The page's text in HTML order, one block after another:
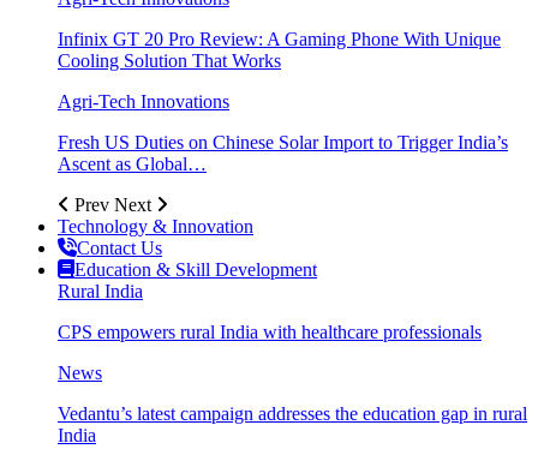
Infinix GT 20 Pro Review: A Gaming Phone With Unique
Cooling Solution That Works
Agri-Tech Innovations
Fresh US Duties on Chinese Solar Import to Trigger India’s
Ascent as Global…
Prev Next
Technology & Innovation
Contact Us
Education & Skill Development
Rural India
CPS empowers rural India with healthcare professionals
News
Vedantu’s latest campaign addresses the education gap in rural
India